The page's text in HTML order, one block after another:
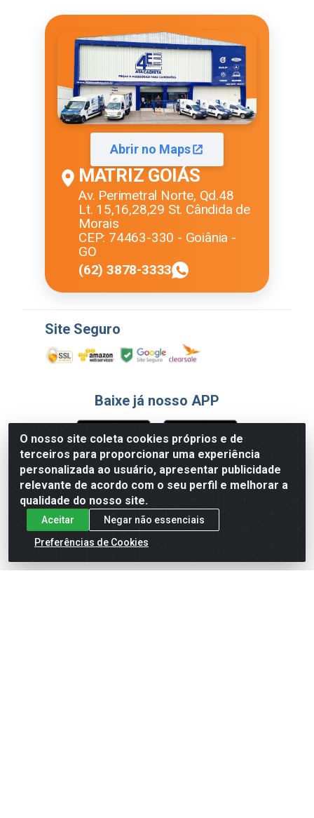
O nosso site coleta cookies próprios e de
terceiros para proporcionar uma experiência
personalizada ao usuário, apresentar publicidade
relevante de acordo com o seu perfil e melhorar a
qualidade do nosso site.
Aceitar
Negar não essenciais
Preferências de Cookies
Abrir no Maps
MATRIZ GOIÁS
Av. Perimetral Norte, Qd.48
Lt. 15,16,28,29 St. Cândida de
Morais
CEP: 74463-330 - Goiânia -
GO
(62) 3878-3333
Site Seguro
Baixe já nosso APP
Formas de Pagamento